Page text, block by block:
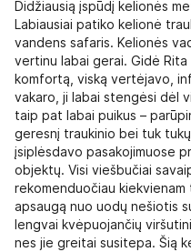
Didžiausią įspūdį kelionės
Labiausiai patiko kelionė
vandens safaris. Kelionės
vertinu labai gerai. Gidė
komfortą, viską vertėjavo,
vakaro, ji labai stengėsi dėl
taip pat labai puikus –
geresnį traukinio bei tuk
įsiplėsdavo pasakojimuose
objektų. Visi viešbučiai
rekomenduočiau
apsaugą nuo uodų nešiotis
lengvai kvėpuojančių
nes jie greitai susitepa. Šią